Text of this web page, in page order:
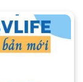
kết tuân thủ
vệ dữ liệu cá